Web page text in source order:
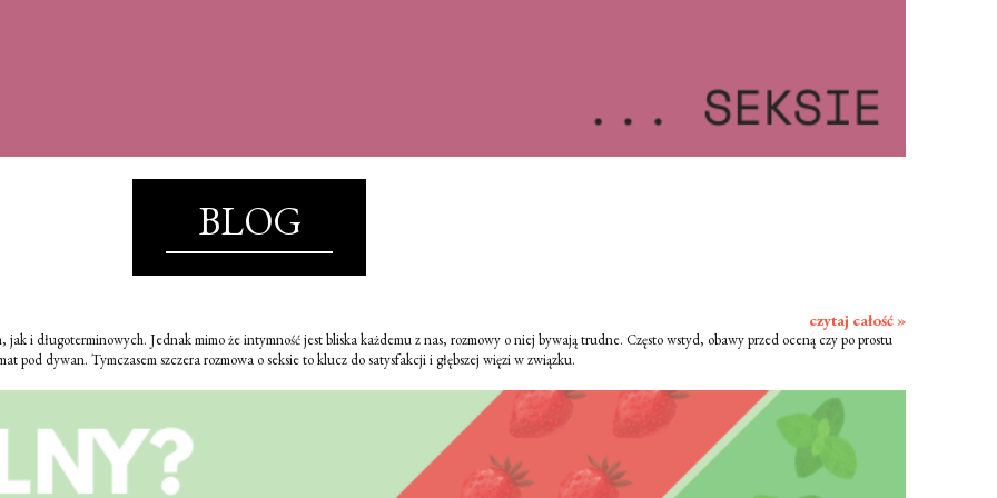
BLOG
czytaj całość »
i długoterminowych. Jednak mimo że intymność jest bliska każdemu z nas, rozmowy o niej bywają trudne. Często wstyd, obawy przed oceną czy po prostu
pod dywan. Tymczasem szczera rozmowa o seksie to klucz do satysfakcji i głębszej więzi w związku.